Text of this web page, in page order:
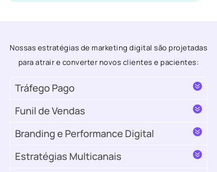
Nossas estratégias de marketing digital são projetadas
para atrair e converter novos clientes e pacientes:
Tráfego Pago
Funil de Vendas
Branding e Performance Digital
Estratégias Multicanais